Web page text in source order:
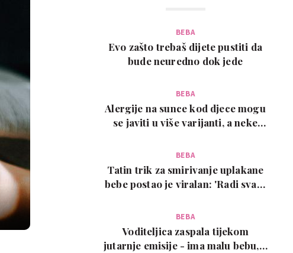
BEBA
Evo zašto trebaš dijete pustiti da
bude neuredno dok jede
BEBA
Alergije na sunce kod djece mogu
se javiti u više varijanti, a neke
BEBA
Tatin trik za smirivanje uplakane
bebe postao je viralan: 'Radi svaki
BEBA
Voditeljica zaspala tijekom
jutarnje emisije - ima malu bebu, a